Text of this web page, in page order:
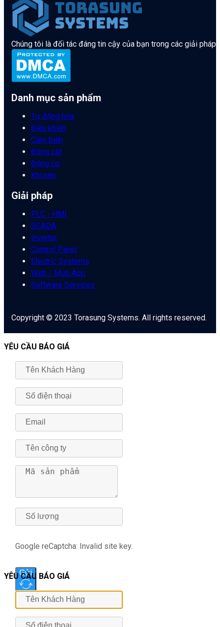
Chúng tôi là đối tác đáng tin cậy của bạn trong các giải pháp
Danh mục sản phẩm
Tự động hóa
Điều khiển
Cảm biến
Đóng cắt
Động cơ
Khí nén
Giải pháp
PLC - HMI
SCADA
Inverter
Control Panel
Electric Systems
Web / Mob App
Software Services
Copyright © 2023 Torasung Systems. All rights reserved.
YÊU CẦU BÁO GIÁ
Google reCaptcha: Invalid site key.
Gửi
YÊU CẦU BÁO GIÁ